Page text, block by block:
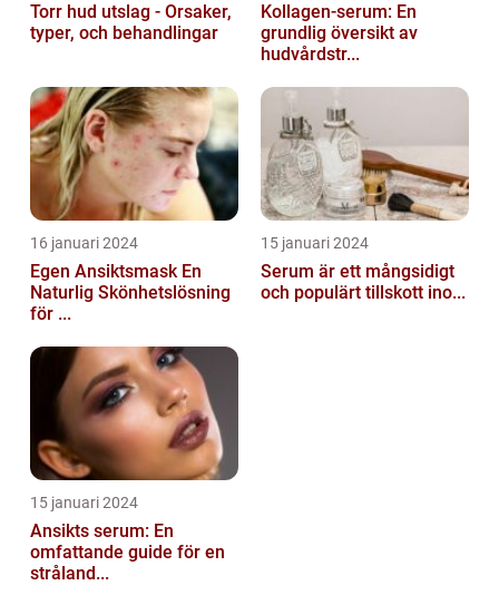
Torr hud utslag - Orsaker,
typer, och behandlingar
Kollagen-serum: En
grundlig översikt av
hudvårdstr...
16 januari 2024
Egen Ansiktsmask En
Naturlig Skönhetslösning
för ...
15 januari 2024
Serum är ett mångsidigt
och populärt tillskott ino...
15 januari 2024
Ansikts serum: En
omfattande guide för en
stråland...